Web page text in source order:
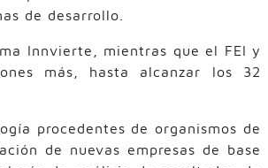
de desarrollo.
Innvierte, mientras que el FEI y
más, hasta alcanzar los 32
procedentes de organismos de
de nuevas empresas de base